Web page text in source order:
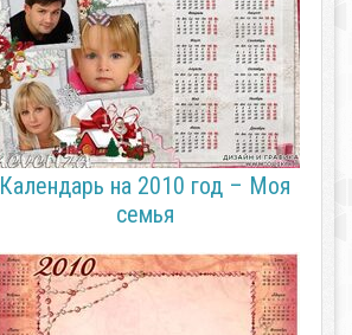
Календарь на 2010 год – Моя
семья